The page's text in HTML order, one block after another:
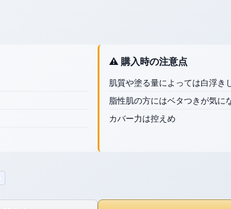
⚠️ 購入時の注意点
肌質や塗る量によっては白浮き
脂性肌の方にはベタつきが気に
カバー力は控えめ